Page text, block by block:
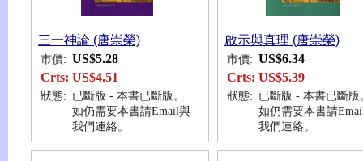
三一神論 (唐崇榮)
市價: US$5.28
Crts: US$4.51
狀態: 已斷版 - 本書已斷版。
如仍需要本書請Email與
我們連絡。
啟示與真理 (唐崇榮)
市價: US$6.34
Crts: US$5.39
狀態: 已斷版 - 本書已斷版
如仍需要本書請
我們連絡。